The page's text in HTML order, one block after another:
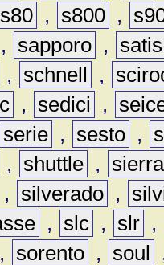
s80 , s800 ,
, sapporo ,
satis
, schnell ,
, sedici ,
serie , sesto ,
, shuttle ,
sierra
, silverado ,
, slc , slr ,
, sorento , soul